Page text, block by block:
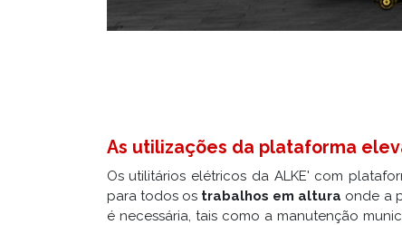
As utilizações da plataforma
Os utilitários elétricos da ALKE' com
para todos os trabalhos em altura onde a
é necessária, tais como a manutenção